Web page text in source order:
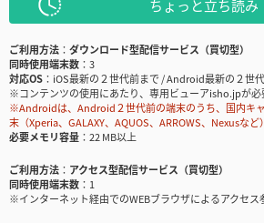
ちょっと立ち読み
ご利用方法
ダウンロード型配信サービス（買切型）
同時使用端末数
3
対応OS
iOS最新の２世代前まで / Android最新の２世
※コンテンツの使用にあたり、専用ビューアisho.jpが必
※Androidは、Android２世代前の端末のうち、国内キ
末（Xperia、GALAXY、AQUOS、ARROWS、Nexusな
必要メモリ容量
22 MB以上
ご利用方法
アクセス型配信サービス（買切型）
同時使用端末数
1
※インターネット経由でのWEBブラウザによるアクセス